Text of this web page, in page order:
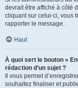
devrait être affiché à côté
cliquant sur celui-ci, vous
rapporter le message.
Haut
À quoi sert le bouton «
rédaction d’un sujet ?
Il vous permet
souhaitez finaliser et